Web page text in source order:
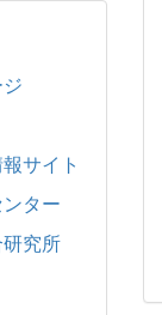
サイト
ター
究所